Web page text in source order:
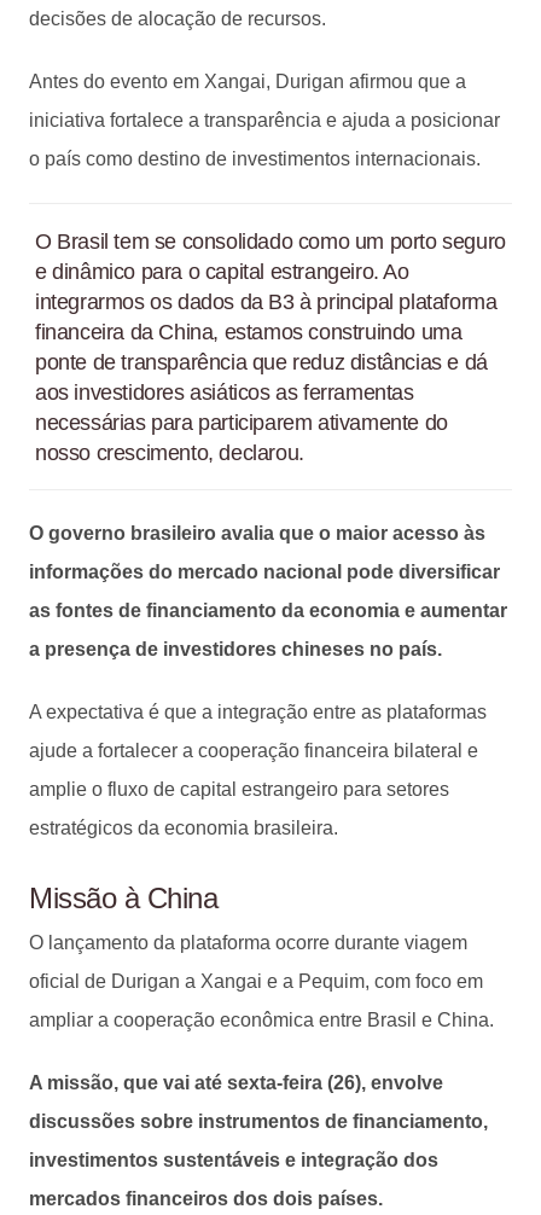
decisões de alocação de recursos.
Antes do evento em Xangai, Durigan afirmou que a
iniciativa fortalece a transparência e ajuda a posicionar
o país como destino de investimentos internacionais.
O Brasil tem se consolidado como um porto seguro
e dinâmico para o capital estrangeiro. Ao
integrarmos os dados da B3 à principal plataforma
financeira da China, estamos construindo uma
ponte de transparência que reduz distâncias e dá
aos investidores asiáticos as ferramentas
necessárias para participarem ativamente do
nosso crescimento, declarou.
O governo brasileiro avalia que o maior acesso às
informações do mercado nacional pode diversificar
as fontes de financiamento da economia e aumentar
a presença de investidores chineses no país.
A expectativa é que a integração entre as plataformas
ajude a fortalecer a cooperação financeira bilateral e
amplie o fluxo de capital estrangeiro para setores
estratégicos da economia brasileira.
Missão à China
O lançamento da plataforma ocorre durante viagem
oficial de Durigan a Xangai e a Pequim, com foco em
ampliar a cooperação econômica entre Brasil e China.
A missão, que vai até sexta-feira (26), envolve
discussões sobre instrumentos de financiamento,
investimentos sustentáveis e integração dos
mercados financeiros dos dois países.